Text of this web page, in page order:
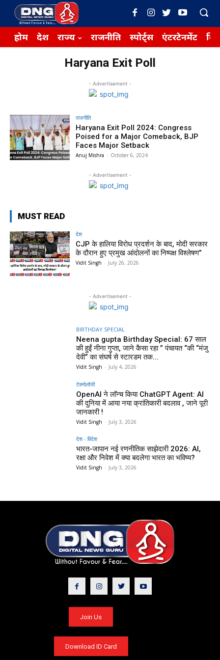
होम देश राज्य राजनीति स्पोर्ट्स एंटरटेनमेंट
Haryana Exit Poll
- Advertisement -
राजनीति
Haryana Exit Poll 2024: Congress
Poised for a Major Comeback, BJP
Faces Major Setback
Anuj Mishra - October 6, 2024
- Advertisement -
MUST READ
देश
CJP के हालिया विरोध प्रदर्शन के बाद, मोदी सरकार
के दौरान हुए प्रमुख आंदोलनों का निष्पक्ष विश्लेषण”
Vidit Singh - July 26, 2026
- Advertisement -
BIRTHDAY SPECIAL
Neena gupta Birthday Special: 67 साल
की हुईं नीना गुप्ता, जाने कैसा रहा ” पंचायत “की “मंजु
देवी” का संघर्ष से स्टारडम तक...
Vidit Singh - July 4, 2026
टेक्नोलॉजी
OpenAI ने लॉन्च किया ChatGPT Agent: AI
की दुनिया में आया नया क्रांतिकारी बदलाव , जाने पूरी
जानकारी !
Vidit Singh - July 3, 2026
देश - विदेश
भारत-जापान नई रणनीतिक साझेदारी 2026: AI,
रक्षा और निवेश में क्या बदलेगा भारत का भविष्य?
Vidit Singh - July 3, 2026
Join Us
Download ID Card